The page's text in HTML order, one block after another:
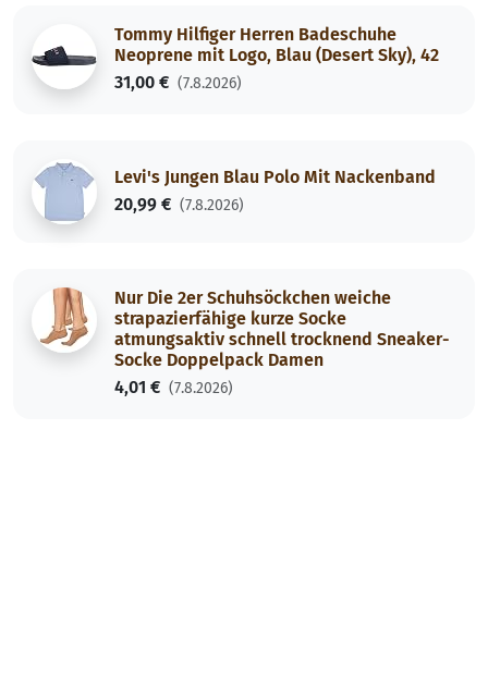
Tommy Hilfiger Herren Badeschuhe
Neoprene mit Logo, Blau (Desert Sky), 42
31,00 € (7.8.2026)
Levi's Jungen Blau Polo Mit Nackenband
20,99 € (7.8.2026)
Nur Die 2er Schuhsöckchen weiche
strapazierfähige kurze Socke
atmungsaktiv schnell trocknend Sneaker-
Socke Doppelpack Damen
4,01 € (7.8.2026)